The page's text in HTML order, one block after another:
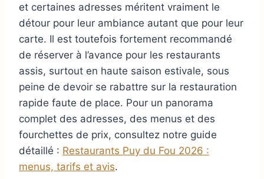
et certaines adresses méritent vraiment le
détour pour leur ambiance autant que pour leur
carte. Il est toutefois fortement recommandé
de réserver à l’avance pour les restaurants
assis, surtout en haute saison estivale, sous
peine de devoir se rabattre sur la restauration
rapide faute de place. Pour un panorama
complet des adresses, des menus et des
fourchettes de prix, consultez notre guide
détaillé : Restaurants Puy du Fou 2026 :
menus, tarifs et avis.